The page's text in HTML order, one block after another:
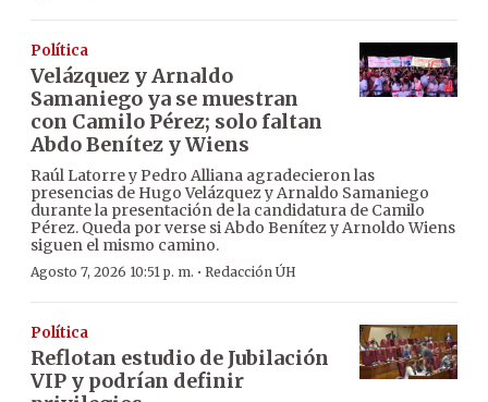
Política
Velázquez y Arnaldo
Samaniego ya se muestran
con Camilo Pérez; solo faltan
Abdo Benítez y Wiens
Raúl Latorre y Pedro Alliana agradecieron las
presencias de Hugo Velázquez y Arnaldo Samaniego
durante la presentación de la candidatura de Camilo
Pérez. Queda por verse si Abdo Benítez y Arnoldo Wiens
siguen el mismo camino.
Agosto 7, 2026 10:51 p. m. · Redacción ÚH
Política
Reflotan estudio de Jubilación
VIP y podrían definir